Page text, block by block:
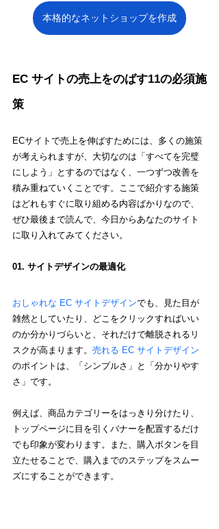
本格的なネットショップを作成
EC サイトの売上をのばす11の必須施
策
ECサイトで売上を伸ばすためには、多くの施策
が考えられますが、大切なのは「すべてを完璧
にしよう」とするのではなく、一つずつ改善を
積み重ねていくことです。ここで紹介する施策
はどれもすぐに取り組める内容ばかりなので、
ぜひ最後まで読んで、今日からあなたのサイト
に取り入れてみてください。
01. サイトデザインの最適化
おしゃれな EC サイト デザインでも、見た目が
雑然としていたり、どこをクリックすればいい
のか分かりづらいと、それだけで離脱されるリ
スクが高まります。 売れる EC サイト デザイン
のポイントは、「シンプルさ」と「分かりやす
さ」です。
例えば、商品カテゴリーをはっきり分けたり、
トップページに目を引くバナーを配置するだけ
でも印象が変わります。また、購入ボタンを目
立たせることで、購入までのステップをスムー
ズにすることができます。